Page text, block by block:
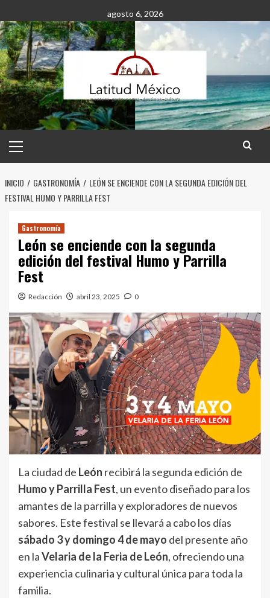
al
contenido
agosto 6, 2026
principal
INICIO GASTRONOMÍA
LEÓN SE ENCIENDE CON LA SEGUNDA EDICIÓN DEL
FESTIVAL HUMO Y PARRILLA FEST
Gastronomía
León se enciende con la segunda
edición del festival Humo y Parrilla
Fest
Redacción abril 23, 2025 0
La ciudad de León recibirá la segunda edición de
Humo y Parrilla Fest, un evento diseñado para los
amantes de la parrilla y exploradores de nuevos
sabores. Este festival se llevará a cabo los días
sábado 3 y domingo 4 de mayo del presente año
en laVelaria de la Feria de León, ofreciendo una
experiencia culinaria y cultural única para toda la
familia.